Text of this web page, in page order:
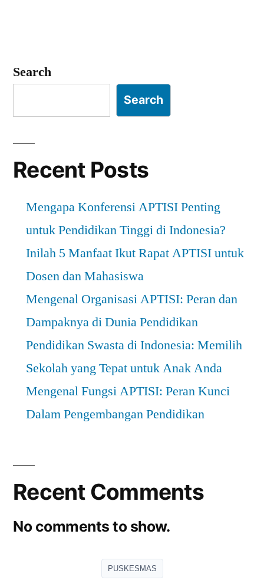
Search
Search
Recent Posts
Mengapa Konferensi APTISI Penting
untuk Pendidikan Tinggi di Indonesia?
Inilah 5 Manfaat Ikut Rapat APTISI untuk
Dosen dan Mahasiswa
Mengenal Organisasi APTISI: Peran dan
Dampaknya di Dunia Pendidikan
Pendidikan Swasta di Indonesia: Memilih
Sekolah yang Tepat untuk Anak Anda
Mengenal Fungsi APTISI: Peran Kunci
Dalam Pengembangan Pendidikan
Recent Comments
No comments to show.
PUSKESMAS